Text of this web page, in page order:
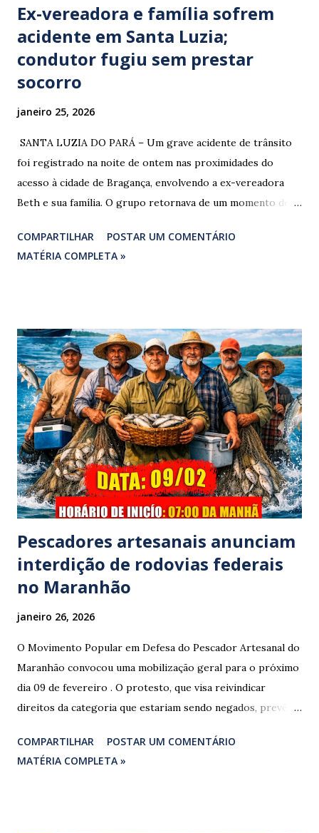
Ex-vereadora e família sofrem
acidente em Santa Luzia;
condutor fugiu sem prestar
socorro
janeiro 25, 2026
​ SANTA LUZIA DO PARÁ – Um grave acidente de trânsito
foi registrado na noite de ontem nas proximidades do
acesso à cidade de Bragança, envolvendo a ex-vereadora
Beth e sua família. O grupo retornava de um momento de
vereadora e irmão dos ex-vereadores de Bragança, Mauro
Rodrigues e Zeca Rodrigues , estava voltando do
família foi atingido por uma caminhonete. O condutor da
mesma apresentava sinais visíveis de embriaguez, e
diversas latas de bebidas alcoólicas foram avistadas no
interior do veículo. O motorista, identificado por
moradores locais como irmão do vereador "Neguinho do
Coco", de Santa Luzia do Pará, evadiu-se do local sem
prestar assistência às vítimas. ​Atendimento e Danos ​A
Polícia Rodoviária Federal (PRF) foi acionada para atender a
ocorrênc...
COMPARTILHAR
POSTAR UM COMENTÁRIO
MATÉRIA COMPLETA »
Pescadores artesanais anunciam
interdição de rodovias federais
no Maranhão
janeiro 26, 2026
O Movimento Popular em Defesa do Pescador Artesanal do
Maranhão convocou uma mobilização geral para o próximo
dia 09 de fevereiro . O protesto, que visa reivindicar
direitos da categoria que estariam sendo negados, prevê o
federais que cortam o estado. ​As interdições estão
programadas para começar às 07:00 da manhã e, segundo
COMPARTILHAR
POSTAR UM COMENTÁRIO
MATÉRIA COMPLETA »